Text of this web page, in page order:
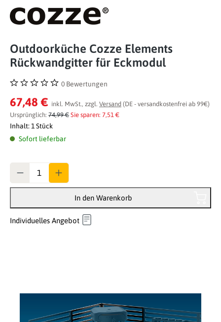
Outdoorküche Cozze Elements
Rückwandgitter für Eckmodul
Durchschnittliche Bewertung von 0 von 5 Sternen
0 Bewertungen
67,48 € inkl. MwSt., zzgl. Versand (DE - versandkostenfrei ab 99€)
Ursprünglich: 74,99 € Sie sparen: 7,51 €
Inhalt: 1 Stück
Sofort lieferbar
In den Warenkorb
Individuelles Angebot